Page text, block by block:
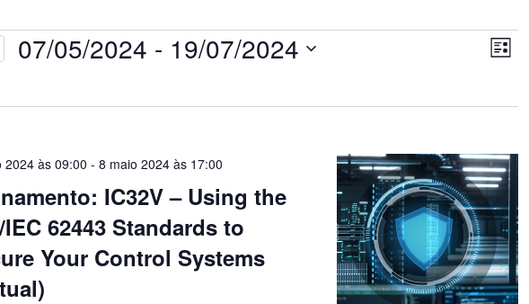
de
do
Lista
07/05/2024 - 19/07/2024
IC32V – Using the
62443 Standards to
Your Control Systems
2024 às 09:00 -8 maio 2024 às 17:00